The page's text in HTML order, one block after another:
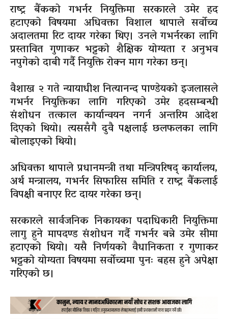
राष्ट्र बैंकको गभर्नर नियुक्तिमा सरकारले उमेर हद
हटाएको विषयमा अधिवक्ता विशाल थापाले सर्वोच्च
अदालतमा रिट दायर गरेका थिए। उनले गभर्नरका लागि
प्रस्तावित गुणाकर भट्टको शैक्षिक योग्यता र अनुभव
नपुगेको दाबी गर्दै नियुक्ति रोक्न माग गरेका छन्।
वैशाख २ गते न्यायाधीश नित्यानन्द पाण्डेयको इजलासले
गभर्नर नियुक्तिका लागि गरिएको उमेर हदसम्बन्धी
संशोधन तत्काल कार्यान्वयन नगर्न अन्तरिम आदेश
दिएको थियो। त्यससँगै दुवै पक्षलाई छलफलका लागि
बोलाइएको थियो।
अधिवक्ता थापाले प्रधानमन्त्री तथा मन्त्रिपरिषद् कार्यालय,
अर्थ मन्त्रालय, गभर्नर सिफारिस समिति र राष्ट्र बैंकलाई
विपक्षी बनाएर रिट दायर गरेका छन्।
सरकारले सार्वजनिक निकायका पदाधिकारी नियुक्तिमा
लागु हुने मापदण्ड संशोधन गर्दै गभर्नर बन्ने उमेर सीमा
हटाएको थियो। यसै निर्णयको वैधानिकता र गुणाकर
भट्टको योग्यता विषयमा सर्वोच्चमा पुनः बहस हुने अपेक्षा
गरिएको छ।